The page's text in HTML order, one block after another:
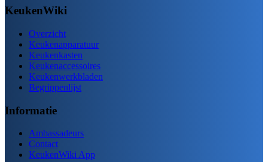
KeukenWiki
Overzicht
Keukenapparatuur
Keukenkasten
Keukenaccessoires
Keukenwerkbladen
Begrippenlijst
Informatie
Ambassadeurs
Contact
KeukenWiki App